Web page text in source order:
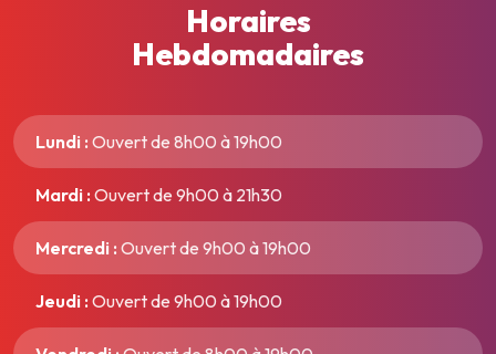
Horaires
Hebdomadaires
Lundi : Ouvert de 8h00 à 19h00
Mardi : Ouvert de 9h00 à 21h30
Mercredi : Ouvert de 9h00 à 19h00
Jeudi : Ouvert de 9h00 à 19h00